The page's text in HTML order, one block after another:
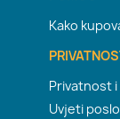
Kako
Privatnost i
Uvjeti